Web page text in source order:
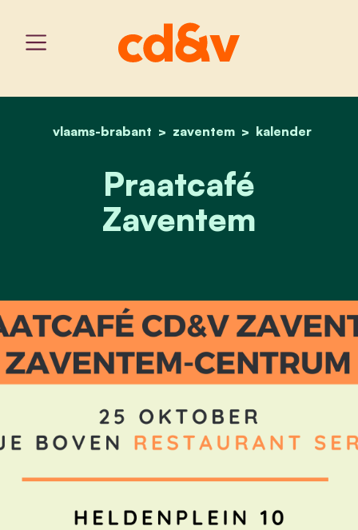
home
vlaams-brabant zaventem kalender
praatcafé zaventem
Praatcafé
Zaventem